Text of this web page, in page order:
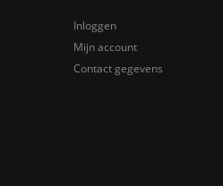
Inloggen
Mijn account
Contact gegevens